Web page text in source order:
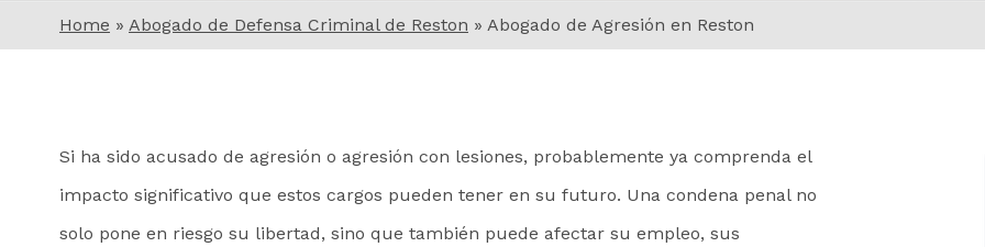
Home » Abogado de Defensa Criminal de Reston » Abogado de Agresión en Reston
Si ha sido acusado de agresión o agresión con lesiones, probablemente ya comprenda el
impacto significativo que estos cargos pueden tener en su futuro. Una condena penal no
solo pone en riesgo su libertad, sino que también puede afectar su empleo, sus